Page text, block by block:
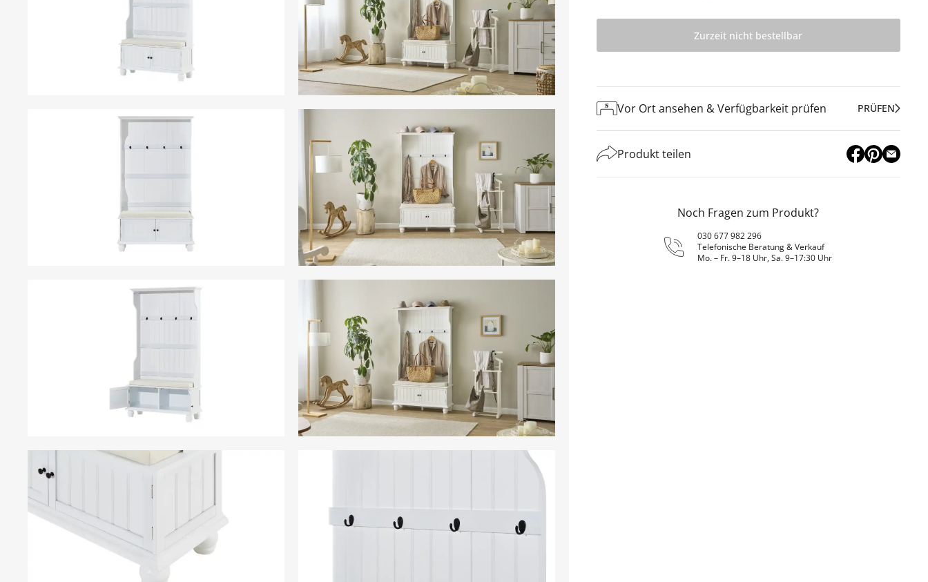
Zurzeit nicht bestellbar
Vor Ort ansehen & Verfügbarkeit prüfen PRÜFEN
Produkt teilen
Noch Fragen zum Produkt?
030 677 982 296
Telefonische Beratung & Verkauf
Mo. – Fr. 9–18 Uhr, Sa. 9–17:30 Uhr